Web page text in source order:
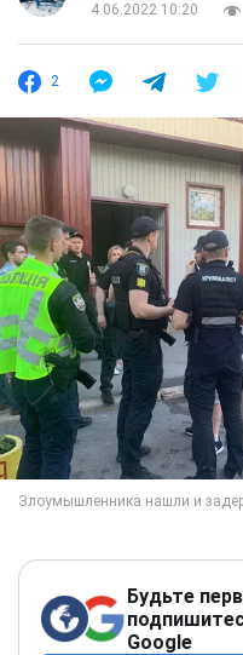
4.06.2022 10:20
2
Будьте
Google